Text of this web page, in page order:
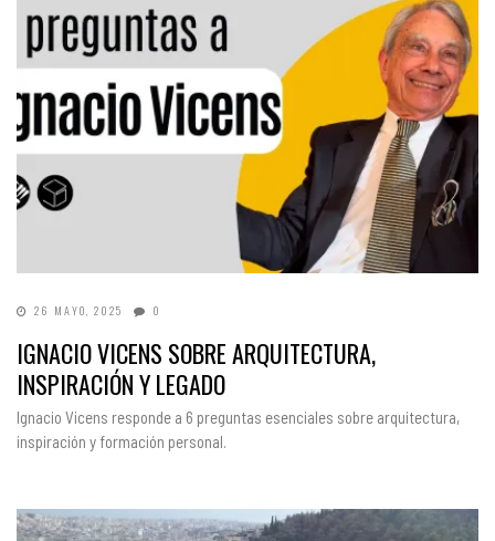
26 MAYO, 2025 0
IGNACIO VICENS SOBRE ARQUITECTURA,
INSPIRACIÓN Y LEGADO
Ignacio Vicens responde a 6 preguntas esenciales sobre arquitectura,
inspiración y formación personal.